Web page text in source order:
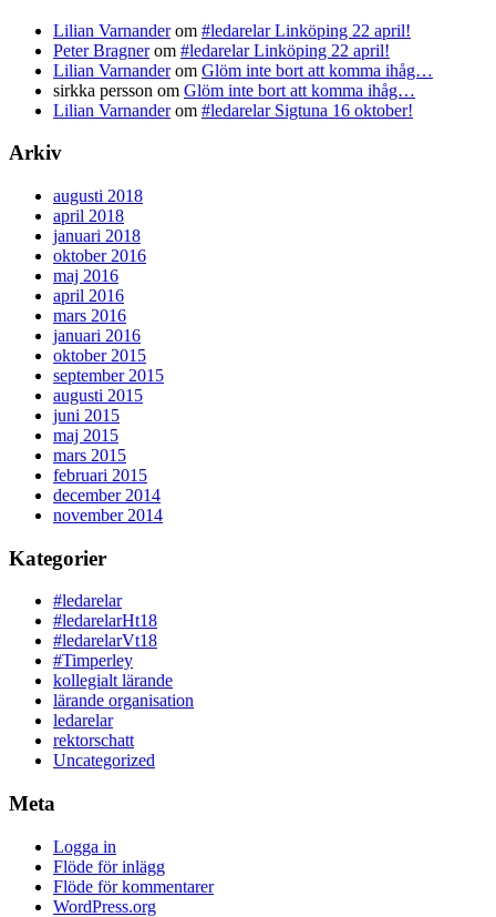
Lilian Varnanderom #ledarelar Linköping 22 april!
Peter Bragnerom #ledarelar Linköping 22 april!
Lilian Varnanderom Glöm inte bort att komma ihåg…
sirkka persson om Glöm inte bort att komma ihåg…
Lilian Varnanderom #ledarelar Sigtuna 16 oktober!
Arkiv
augusti 2018
april 2018
januari 2018
oktober 2016
maj 2016
april 2016
mars 2016
januari 2016
oktober 2015
september 2015
augusti 2015
juni 2015
maj 2015
mars 2015
februari 2015
december 2014
november 2014
Kategorier
#ledarelar
#ledarelarHt18
#ledarelarVt18
#Timperley
kollegialt lärande
lärande organisation
ledarelar
rektorschatt
Uncategorized
Meta
Logga in
Flöde för inlägg
Flöde för kommentarer
WordPress.org